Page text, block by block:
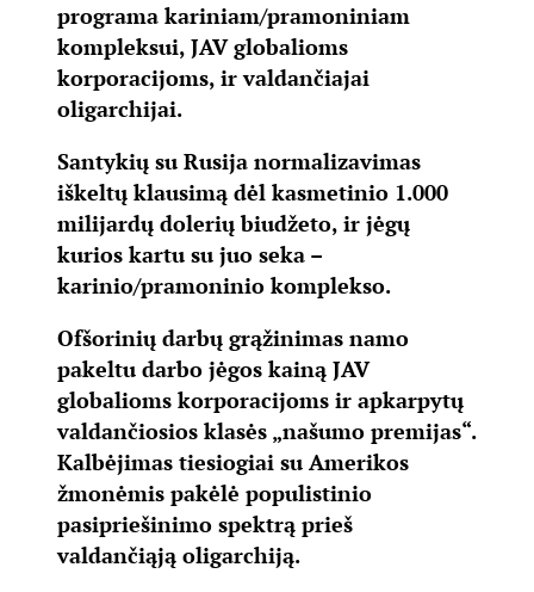
programa kariniam/pramoniniam
kompleksui, JAV globalioms
korporacijoms, ir valdančiajai
oligarchijai.
Santykių su Rusija normalizavimas
iškeltų klausimą dėl kasmetinio 1.000
milijardų dolerių biudžeto, ir jėgų
kurios kartu su juo seka –
karinio/pramoninio komplekso.
Ofšorinių darbų grąžinimas namo
pakeltu darbo jėgos kainą JAV
globalioms korporacijoms ir apkarpytų
valdančiosios klasės „našumo premijas“.
Kalbėjimas tiesiogiai su Amerikos
žmonėmis pakėlė populistinio
pasipriešinimo spektrą prieš
valdančiąją oligarchiją.